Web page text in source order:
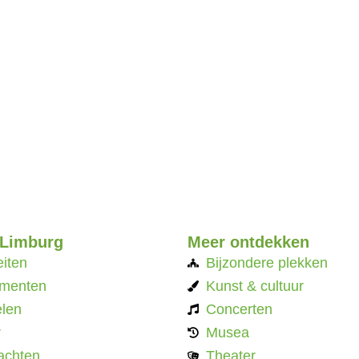
Meer ontdekken
Bijzondere plekken
Kunst & cultuur
Concerten
Musea
Theater